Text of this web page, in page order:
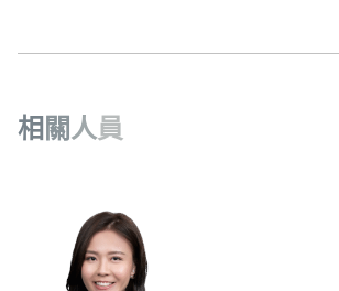
相關人員